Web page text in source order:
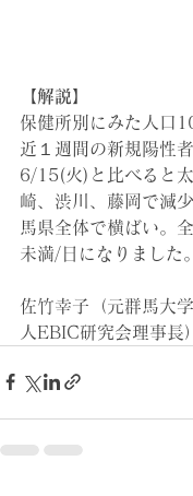
【解説】
保健所別にみた人口
近１週間の新規陽性
6/15(火)と比べると
崎、渋川、藤岡で減
馬県全体で横ばい。
未満/日になりました。
佐竹幸子（元群馬大
人EBIC研究会理事長）